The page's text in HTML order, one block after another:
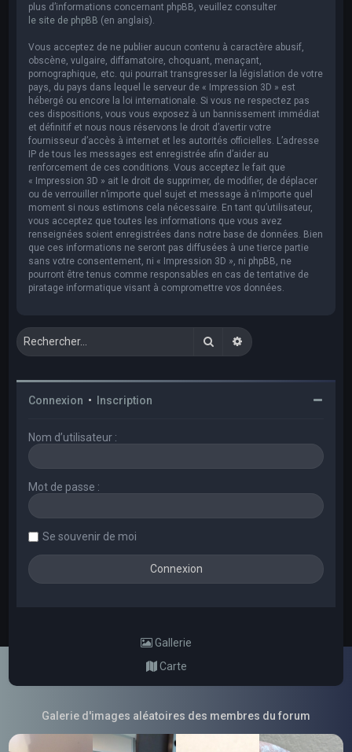
plus d’informations concernant phpBB, veuillez consulter
le site de phpBB (en anglais).
Vous acceptez de ne publier aucun contenu à caractère abusif,
obscène, vulgaire, diffamatoire, choquant, menaçant,
pornographique, etc. qui pourrait transgresser la législation de votre
pays, du pays dans lequel le serveur de « Impression 3D » est
hébergé ou encore la loi internationale. Si vous ne respectez pas
ces dispositions, vous vous exposez à un bannissement immédiat
et définitif et nous nous réservons le droit d’avertir votre
fournisseur d’accès à internet et les autorités officielles. L’adresse
IP de tous les messages est enregistrée afin d’aider au
renforcement de ces conditions. Vous acceptez le fait que
« Impression 3D » ait le droit de supprimer, de modifier, de déplacer
ou de verrouiller n’importe quel sujet et message à n’importe quel
moment si nous estimons cela nécessaire. En tant qu’utilisateur,
vous acceptez que toutes les informations que vous avez
renseignées soient enregistrées dans notre base de données. Bien
que ces informations ne seront pas diffusées à une tierce partie
sans votre consentement, ni « Impression 3D », ni phpBB, ne
pourront être tenus comme responsables en cas de tentative de
piratage informatique visant à compromettre vos données.
RechercherRecherche avancée
Connexion • Inscription
Nom d’utilisateur :
Mot de passe :
Se souvenir de moi
Gallerie
Carte
Galerie d'images aléatoires des membres du forum